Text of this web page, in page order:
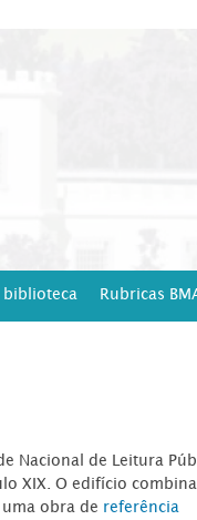
biblioteca Rubricas
Nacional de Leitura
XIX. O edifício combina
obra de referência